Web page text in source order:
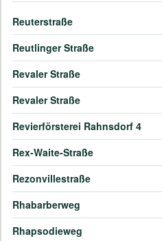
Reuterstraße
Reutlinger Straße
Revaler Straße
Revaler Straße
Revierförsterei Rahnsdorf 4
Rex-Waite-Straße
Rezonvillestraße
Rhabarberweg
Rhapsodieweg